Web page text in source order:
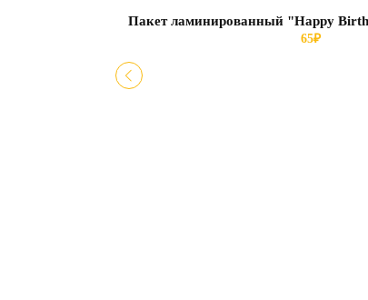
Пакет ламинированный "Happy
65₽